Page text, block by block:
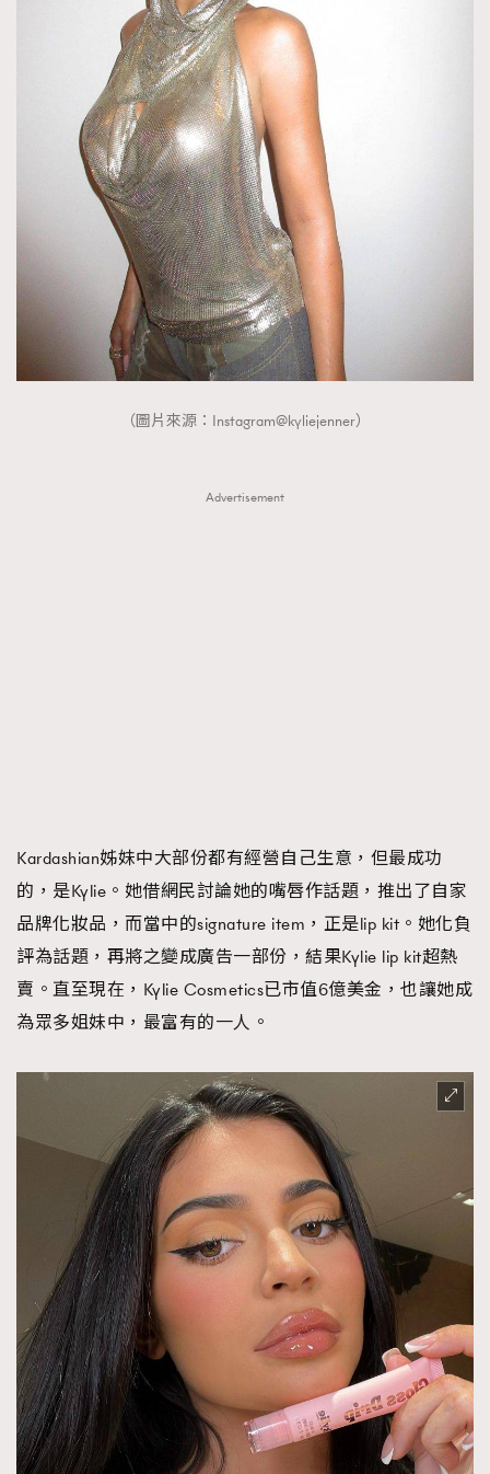
TRENDING
AFrenchMind
DressLikeAParisienne
EmpowerF
FashionWeek
（圖片來源：Instagram@kyliejenner）
Advertisement
Kardashian姊妹中大部份都有經營自己生意，但最成功
的，是Kylie。她借網民討論她的嘴唇作話題，推出了自家
品牌化妝品，而當中的signature item，正是lip kit。她化負
評為話題，再將之變成廣告一部份，結果Kylie lip kit超熱
賣。直至現在，Kylie Cosmetics已市值6億美金，也讓她成
為眾多姐妹中，最富有的一人。